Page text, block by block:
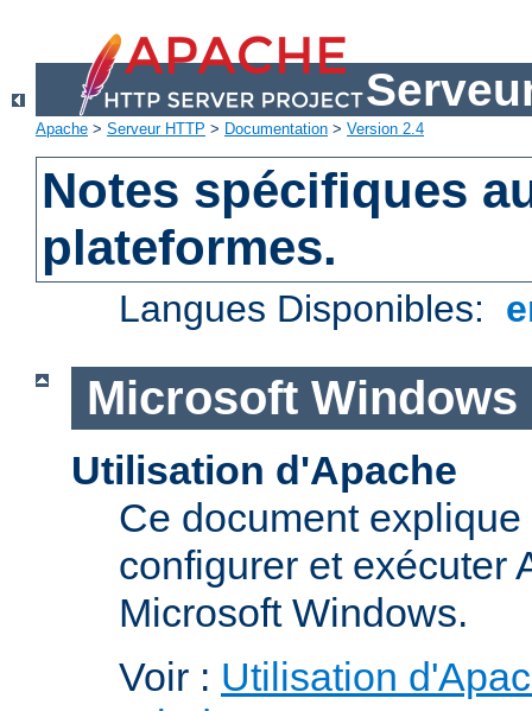
Apache > Serveur HTTP > Documentation > Version 2.4
Notes spécifiques
plateformes.
Langues Disponibles:
Microsoft Windows
Utilisation d'Apache
Ce document
configurer et exécuter
Microsoft Windows.
Voir : Utilisation